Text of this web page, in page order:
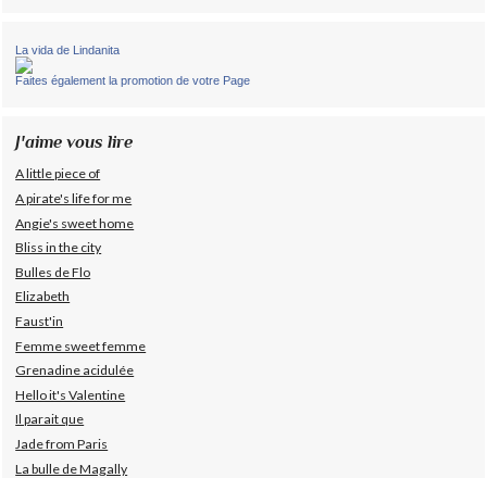
La vida de Lindanita
Faites également la promotion de votre Page
J'aime vous lire
A little piece of
A pirate's life for me
Angie's sweet home
Bliss in the city
Bulles de Flo
Elizabeth
Faust'in
Femme sweet femme
Grenadine acidulée
Hello it's Valentine
Il parait que
Jade from Paris
La bulle de Magally